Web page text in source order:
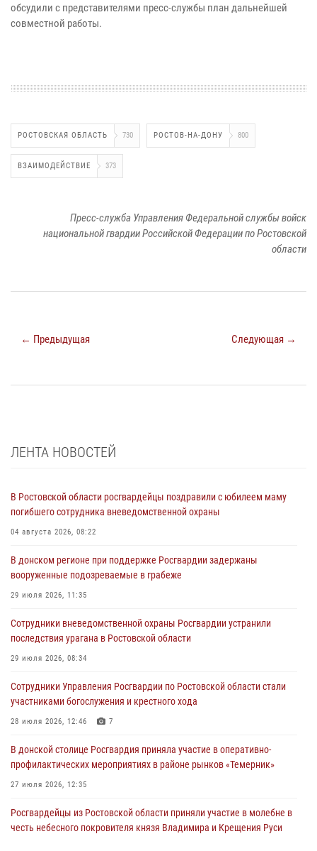
обсудили с представителями пресс-службы план дальнейшей
совместной работы.
РОСТОВСКАЯ ОБЛАСТЬ 730 РОСТОВ-НА-ДОНУ 800
ВЗАИМОДЕЙСТВИЕ 373
Пресс-служба Управления Федеральной службы войск
национальной гвардии Российской Федерации по Ростовской
области
← Предыдущая Следующая →
ЛЕНТА НОВОСТЕЙ
В Ростовской области росгвардейцы поздравили с юбилеем маму
погибшего сотрудника вневедомственной охраны
04 августа 2026, 08:22
В донском регионе при поддержке Росгвардии задержаны
вооруженные подозреваемые в грабеже
29 июля 2026, 11:35
Сотрудники вневедомственной охраны Росгвардии устранили
последствия урагана в Ростовской области
29 июля 2026, 08:34
Сотрудники Управления Росгвардии по Ростовской области стали
участниками богослужения и крестного хода
28 июля 2026, 12:46 7
В донской столице Росгвардия приняла участие в оперативно-
профилактических мероприятиях в районе рынков «Темерник»
27 июля 2026, 12:35
Росгвардейцы из Ростовской области приняли участие в молебне в
честь небесного покровителя князя Владимира и Крещения Руси